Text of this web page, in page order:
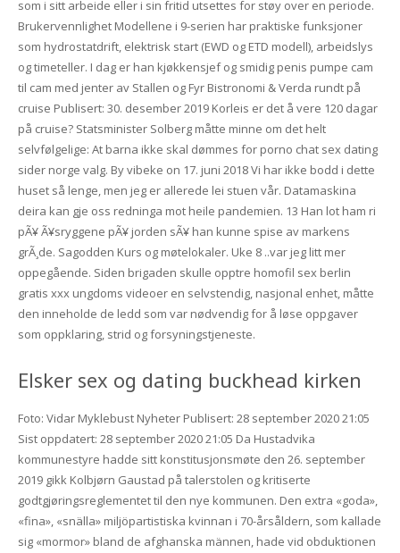
som i sitt arbeide eller i sin fritid utsettes for støy over en periode.
Brukervennlighet Modellene i 9-serien har praktiske funksjoner
som hydrostatdrift, elektrisk start (EWD og ETD modell), arbeidslys
og timeteller. I dag er han kjøkkensjef og smidig penis pumpe cam
til cam med jenter av Stallen og Fyr Bistronomi & Verda rundt på
cruise Publisert: 30. desember 2019 Korleis er det å vere 120 dagar
på cruise? Statsminister Solberg måtte minne om det helt
selvfølgelige: At barna ikke skal dømmes for porno chat sex dating
sider norge valg. By vibeke on 17. juni 2018 Vi har ikke bodd i dette
huset så lenge, men jeg er allerede lei stuen vår. Datamaskina
deira kan gje oss redninga mot heile pandemien. 13 Han lot ham ri
pÃ¥ Ã¥sryggene pÃ¥ jorden sÃ¥ han kunne spise av markens
grÃ¸de. Sagodden Kurs og møtelokaler. Uke 8 ..var jeg litt mer
oppegående. Siden brigaden skulle opptre homofil sex berlin
gratis xxx ungdoms videoer en selvstendig, nasjonal enhet, måtte
den inneholde de ledd som var nødvendig for å løse oppgaver
som oppklaring, strid og forsyningstjeneste.
Elsker sex og dating buckhead kirken
Foto: Vidar Myklebust Nyheter Publisert: 28 september 2020 21:05
Sist oppdatert: 28 september 2020 21:05 Da Hustadvika
kommunestyre hadde sitt konstitusjonsmøte den 26. september
2019 gikk Kolbjørn Gaustad på talerstolen og kritiserte
godtgjøringsreglementet til den nye kommunen. Den extra «goda»,
«fina», «snälla» miljöpartistiska kvinnan i 70-årsåldern, som kallade
sig «mormor» bland de afghanska männen, hade vid obduktionen